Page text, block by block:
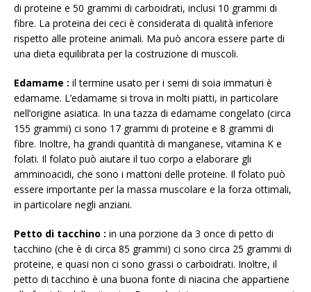
di proteine ​​e 50 grammi di carboidrati, inclusi 10 grammi di
fibre. La proteina dei ceci è considerata di qualità inferiore
rispetto alle proteine ​​animali. Ma può ancora essere parte di
una dieta equilibrata per la costruzione di muscoli.
Edamame : il termine usato per i semi di soia immaturi è
edamame. L’edamame si trova in molti piatti, in particolare
nell’origine asiatica. In una tazza di edamame congelato (circa
155 grammi) ci sono 17 grammi di proteine ​​e 8 grammi di
fibre. Inoltre, ha grandi quantità di manganese, vitamina K e
folati. Il folato può aiutare il tuo corpo a elaborare gli
amminoacidi, che sono i mattoni delle proteine. Il folato può
essere importante per la massa muscolare e la forza ottimali,
in particolare negli anziani.
Petto di tacchino : in una porzione da 3 once di petto di
tacchino (che è di circa 85 grammi) ci sono circa 25 grammi di
proteine, e quasi non ci sono grassi o carboidrati. Inoltre, il
petto di tacchino è una buona fonte di niacina che appartiene